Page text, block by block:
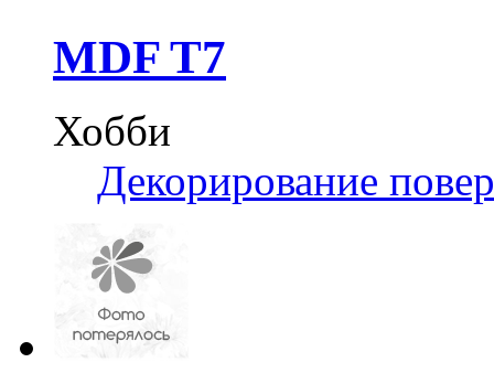
MDF T7
Хобби
Декорирование